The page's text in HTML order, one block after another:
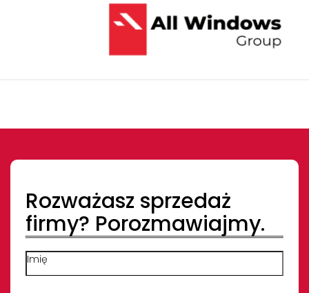
Rozważasz sprzedaż
firmy? Porozmawiajmy.